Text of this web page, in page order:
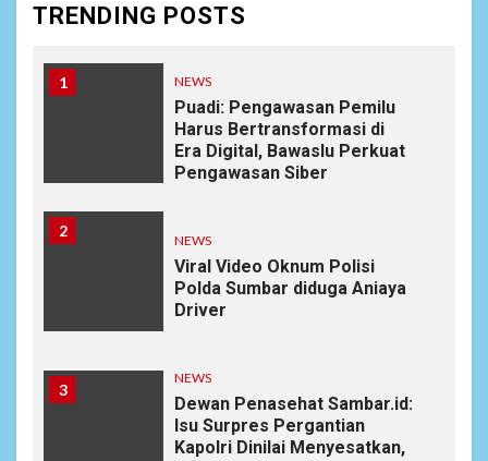
TRENDING POSTS
1 NEWS
Puadi: Pengawasan Pemilu
Harus Bertransformasi di
Era Digital, Bawaslu Perkuat
Pengawasan Siber
2
NEWS
Viral Video Oknum Polisi
Polda Sumbar diduga Aniaya
Driver
3
NEWS
Dewan Penasehat Sambar.id:
Isu Surpres Pergantian
Kapolri Dinilai Menyesatkan,